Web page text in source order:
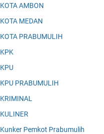
KOTA AMBON
KOTA MEDAN
KOTA PRABUMULIH
KPK
KPU
KPU PRABUMULIH
KRIMINAL
KULINER
Kunker Pemkot Prabumulih